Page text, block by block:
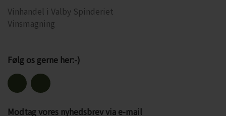
Vinhandel i Valby Spinderiet
Vinsmagning
Følg os gerne her:-)
Modtag vores nyhedsbrev via e-mail